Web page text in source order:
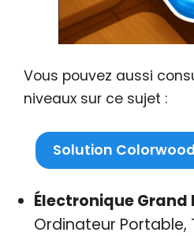
Vous pouvez aussi
niveaux sur ce sujet :
Solution
Électronique Grand
Ordinateur Portable,